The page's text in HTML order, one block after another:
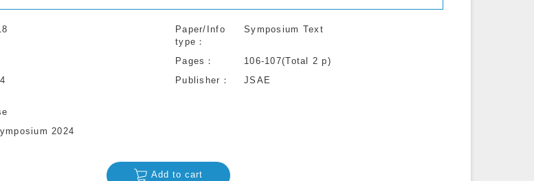
Paper/Info
type
Symposium Text
Pages
106-107(Total 2 p)
Publisher JSAE
2024
Add to cart